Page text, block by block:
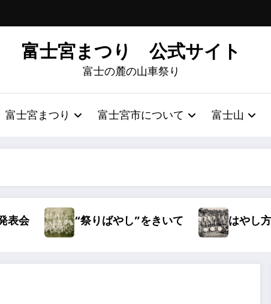
富士宮まつり 公式サイト
富士の麓の山車祭り
富士宮まつり 富士宮市について 富士山
“祭りばやし”をきいて はやし方の弁